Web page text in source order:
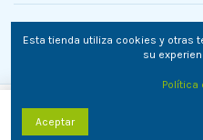
Esta tienda utiliza cookies y otras
su
Política
Aceptar